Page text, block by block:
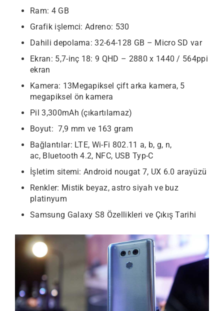
Ram: 4 GB
Grafik işlemci: Adreno: 530
Dahili depolama: 32-64-128 GB – Micro SD var
Ekran: 5,7-inç 18: 9 QHD – 2880 x 1440 / 564ppi
ekran
Kamera: 13Megapiksel çift arka kamera, 5
megapiksel ön kamera
Pil 3,300mAh (çıkartılamaz)
Boyut: 7,9 mm ve 163 gram
Bağlantılar: LTE, Wi-Fi 802.11 a, b, g, n,
ac, Bluetooth 4.2, NFC, USB Typ-C
İşletim sitemi: Android nougat 7, UX 6.0 arayüzü
Renkler: Mistik beyaz, astro siyah ve buz
platinyum
Samsung Galaxy S8 Özellikleri ve Çıkış Tarihi